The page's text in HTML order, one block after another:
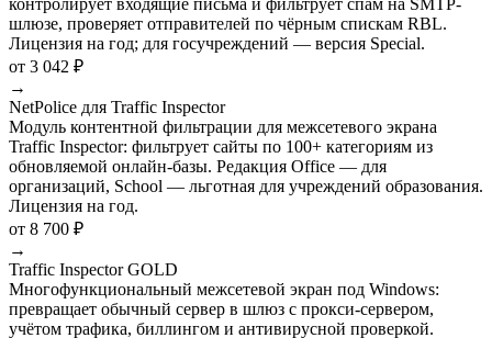
контролирует входящие письма и фильтрует спам на SMTP-
шлюзе, проверяет отправителей по чёрным спискам RBL.
Лицензия на год; для госучреждений — версия Special.
от 3 042 ₽
→
NetPolice для Traffic Inspector
Модуль контентной фильтрации для межсетевого экрана
Traffic Inspector: фильтрует сайты по 100+ категориям из
обновляемой онлайн-базы. Редакция Office — для
организаций, School — льготная для учреждений образования.
Лицензия на год.
от 8 700 ₽
→
Traffic Inspector GOLD
Многофункциональный межсетевой экран под Windows:
превращает обычный сервер в шлюз с прокси-сервером,
учётом трафика, биллингом и антивирусной проверкой.